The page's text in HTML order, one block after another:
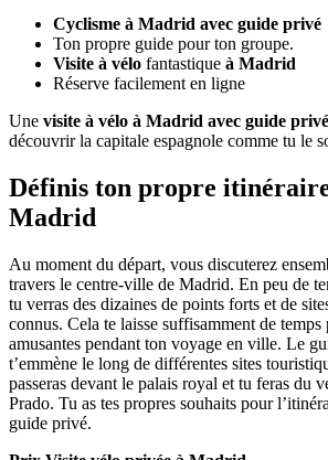
Cyclisme à Madrid avec guide privé
Ton propre guide pour ton groupe.
Visite à vélo fantastique à Madrid
Réserve facilement en ligne
Une visite à vélo à Madrid avec guide privé
découvrir la capitale espagnole comme tu le
Définis ton propre
Madrid
Au moment du départ, vous discuterez
travers le centre-ville de Madrid. En peu de
tu verras des dizaines de points forts et de
connus. Cela te laisse suffisamment de temps
amusantes pendant ton voyage en ville. Le
t’emmène le long de différentes sites
passeras devant le palais royal et tu feras du
Prado. Tu as tes propres souhaits pour
guide privé.